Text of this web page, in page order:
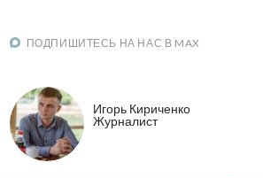
ПОДПИШИТЕСЬ НА НАС В MAX
Игорь Кириченко
Журналист